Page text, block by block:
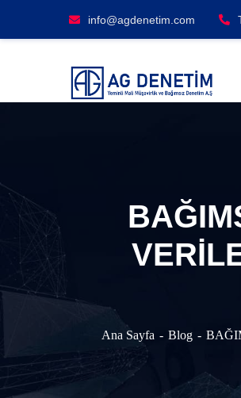
info@agdenetim.com
Ana Sayfa Blog